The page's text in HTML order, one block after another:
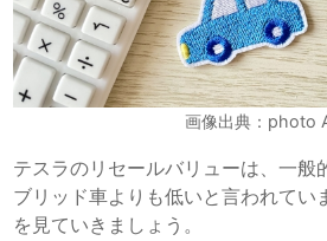
画像出典：photo
テスラのリセールバリューは、一般
ブリッド車よりも低いと言われてい
を見ていきましょう。